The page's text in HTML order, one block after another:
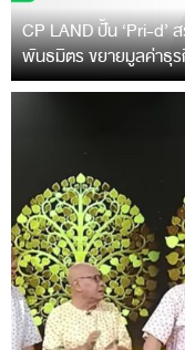
CP LAND ปั้น ‘Pri-d’
พันธมิตร ขยายมูลค่าธุร